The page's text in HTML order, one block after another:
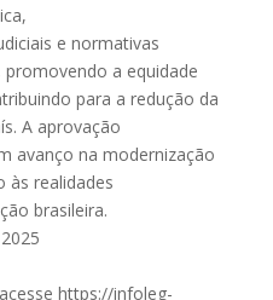
e normativas
a equidade
para a redução da
A aprovação
avanço na modernização
às realidades
brasileira.
https://infoleg-